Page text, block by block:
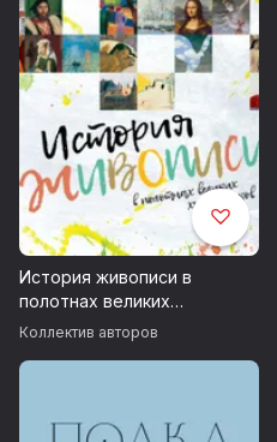
История живописи в
полотнах великих
художников
Коллектив авторов